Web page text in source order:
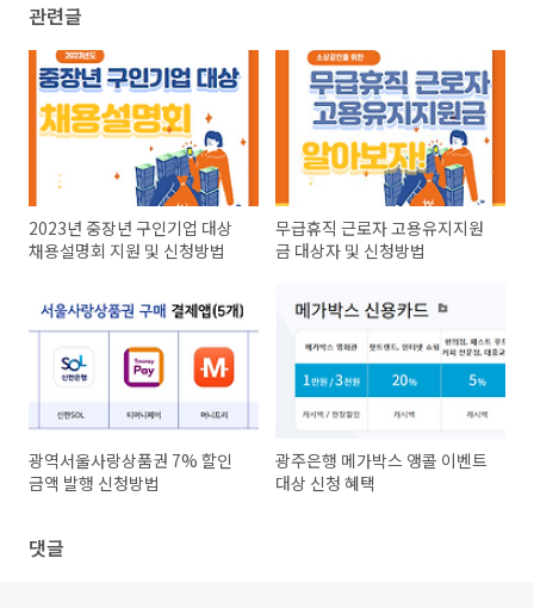
관련글
2023년 중장년 구인기업 대상
채용설명회 지원 및 신청방법
무급휴직 근로자 고용유지지원
금 대상자 및 신청방법
광역서울사랑상품권 7% 할인
금액 발행 신청방법
광주은행 메가박스 앵콜 이벤트
대상 신청 혜택
댓글